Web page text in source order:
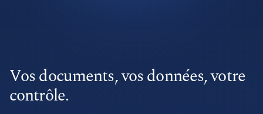
Vos documents, vos données, votre
contrôle.